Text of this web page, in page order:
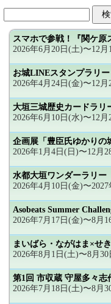
スマホで参戦！『関ケ原
2026年6月20日(土)〜12月
お城LINEスタンプラリー
2026年4月24日(金)〜12月
大垣三城歴史カードラリ
2026年6月10日(水)〜12月
企画展「豊臣氏ゆかりの
2026年1月4日(日)〜12月
水都大垣ワンダーラリー
2026年4月10日(金)〜
Asobeats Summer
2026年7月17日(金)〜8月
まいばら・ながはま×せ
2026年8月1日(土)〜8月30
第1回 市収蔵 守屋多々志
2026年7月18日(土)〜8月